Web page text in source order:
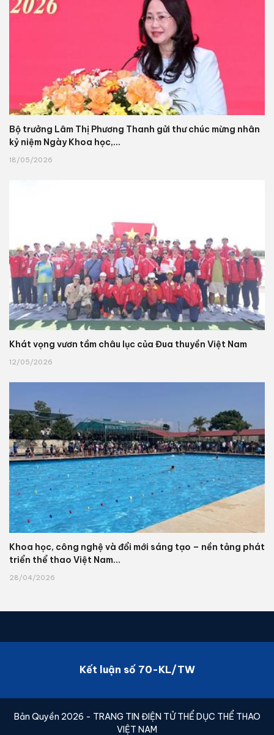
Bộ trưởng Lâm Thị Phương Thanh gửi thư chúc mừng nhân
kỷ niệm Ngày Khoa học,...
18/05/2026
Khát vọng vươn tầm châu lục của Đua thuyền Việt Nam
12/05/2026
Khoa học, công nghệ và đổi mới sáng tạo – nền tảng phát
triển thể thao Việt Nam...
28/04/2026
Kết luận số 70-KL/TW
Bản Quyền 2026 - TRANG TIN ĐIỆN TỬ THỂ DỤC THỂ THAO
VIỆT NAM